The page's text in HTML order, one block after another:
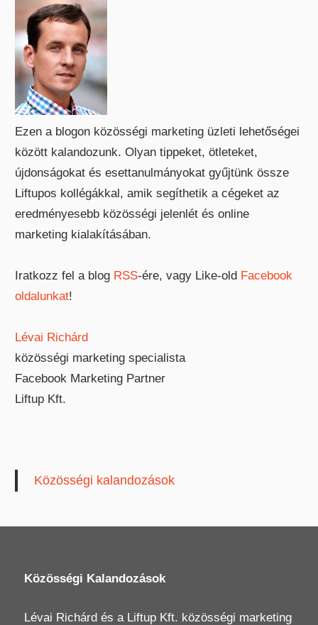
Ezen a blogon közösségi marketing üzleti lehetőségei
között kalandozunk. Olyan tippeket, ötleteket,
újdonságokat és esettanulmányokat gyűjtünk össze
Liftupos kollégákkal, amik segíthetik a cégeket az
eredményesebb közösségi jelenlét és online
marketing kialakításában.
Iratkozz fel a blog RSS-ére, vagy Like-old Facebook
oldalunkat!
Lévai Richárd
közösségi marketing specialista
Facebook Marketing Partner
Liftup Kft.
Közösségi kalandozások
Közösségi Kalandozások
Lévai Richárd és a Liftup Kft. közösségi marketing